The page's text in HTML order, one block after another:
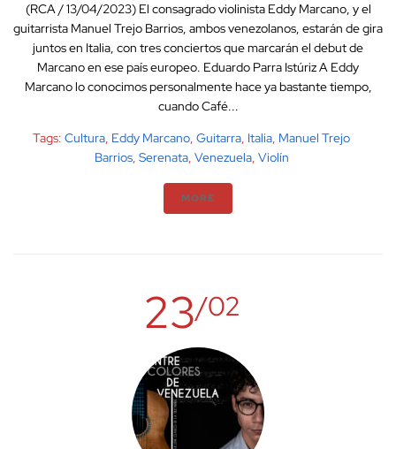
(RCA / 13/04/2023) El consagrado violinista Eddy Marcano, y el
guitarrista Manuel Trejo Barrios, ambos venezolanos, estarán de gira
juntos en Italia, con tres conciertos que marcarán el debut de
Marcano en ese país europeo. Eduardo Parra Istúriz A Eddy
Marcano lo conocimos personalmente hace ya bastante tiempo,
cuando Café...
Tags: Cultura, Eddy Marcano, Guitarra, Italia, Manuel Trejo
Barrios, Serenata, Venezuela, Violín
MORE
23/02